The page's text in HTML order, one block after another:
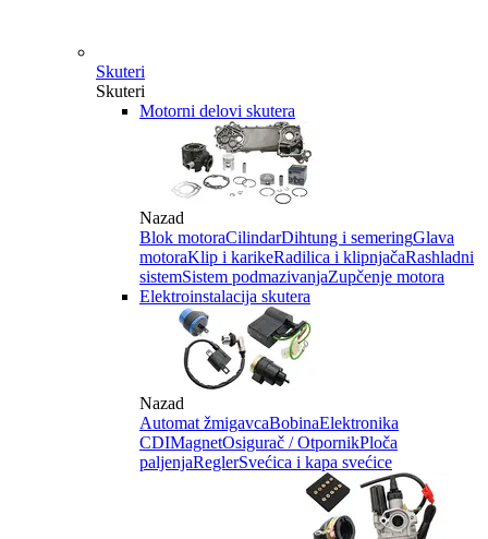
Skuteri
Skuteri
Motorni delovi skutera
Nazad
Blok motoraCilindarDihtung i semeringGlava
motoraKlip i karikeRadilica i klipnjačaRashladni
sistemSistem podmazivanjaZupčenje motora
Elektroinstalacija skutera
Nazad
Automat žmigavcaBobinaElektronika
CDIMagnetOsigurač / OtpornikPloča
paljenjaReglerSvećica i kapa svećice